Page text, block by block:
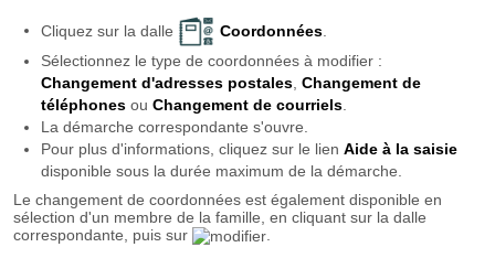
Cliquez sur la dalle Coordonnées.
Sélectionnez le type de coordonnées à modifier :
Changement d'adresses postales, Changement de
téléphones ou Changement de courriels.
La démarche correspondante s'ouvre.
Pour plus d'informations, cliquez sur le lien Aide à la saisie
disponible sous la durée maximum de la démarche.
Le changement de coordonnées est également disponible en
sélection d'un membre de la famille, en cliquant sur la dalle
correspondante, puis sur
.